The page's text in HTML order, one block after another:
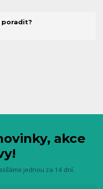
akce
jednou za 14 dní.